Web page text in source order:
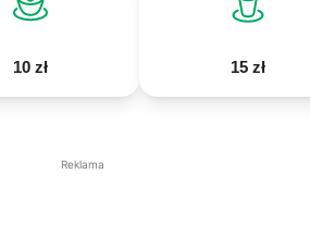
10 zł 15 zł
Reklama